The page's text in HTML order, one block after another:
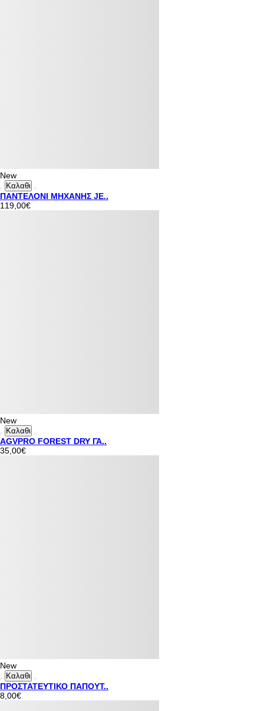
New
Καλαθι
ΠΑΝΤΕΛΟΝΙ ΜΗΧΑΝΗΣ JE..
119,00€
New
Καλαθι
AGVPRO FOREST DRY ΓΑ..
35,00€
New
Καλαθι
ΠΡΟΣΤΑΤΕΥΤΙΚΟ ΠΑΠΟΥΤ..
8,00€